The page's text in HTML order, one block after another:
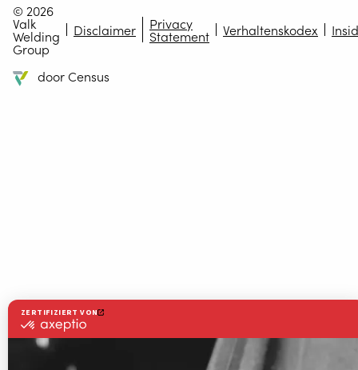
© 2026
Valk
Welding
Group
Disclaimer Privacy
Statement Verhaltenskodex
door Census